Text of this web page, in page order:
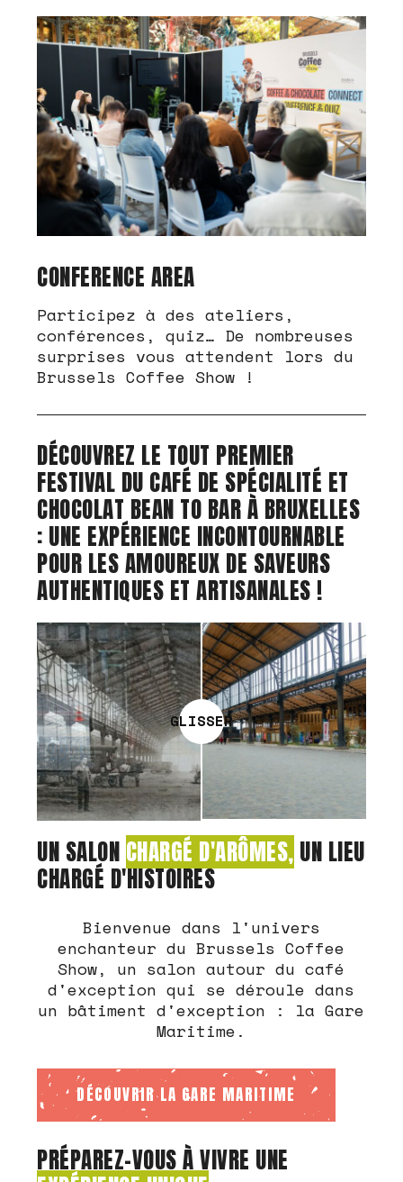
CONFERENCE AREA
Participez à des ateliers,
conférences, quiz… De nombreuses
surprises vous attendent lors du
Brussels Coffee Show !
DÉCOUVREZ LE TOUT PREMIER
FESTIVAL DU CAFÉ DE SPÉCIALITÉ ET
CHOCOLAT BEAN TO BAR À BRUXELLES
: UNE EXPÉRIENCE INCONTOURNABLE
POUR LES AMOUREUX DE SAVEURS
AUTHENTIQUES ET ARTISANALES !
GLISSER
UN SALON CHARGÉ D'ARÔMES, UN LIEU
CHARGÉ D'HISTOIRES
Bienvenue dans l'univers
enchanteur du Brussels Coffee
Show, un salon autour du café
d'exception qui se déroule dans
un bâtiment d'exception : la Gare
Maritime.
DÉCOUVRIR LA GARE MARITIME
PRÉPAREZ-VOUS À VIVRE UNE